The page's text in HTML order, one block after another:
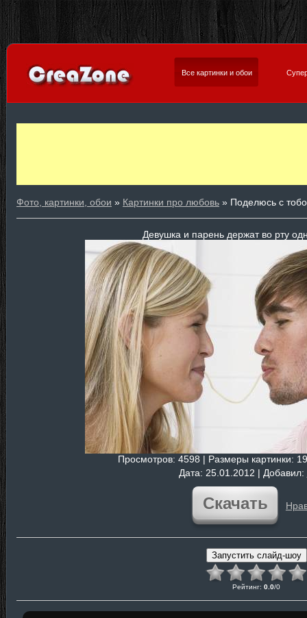
Все картинки и обои
Фото, картинки, обои » Картинки про любовь » Поделюсь с
Девушка и парень держат во рту
Просмотров: 4598 | Размеры картинки:
Дата: 25.01.2012 | Добавил:
Скачать
Рейтинг: 0.0/0